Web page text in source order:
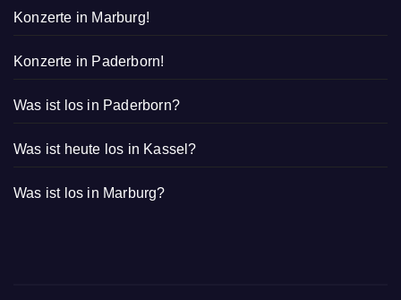
Konzerte in Marburg!
Konzerte in Paderborn!
Was ist los in Paderborn?
Was ist heute los in Kassel?
Was ist los in Marburg?